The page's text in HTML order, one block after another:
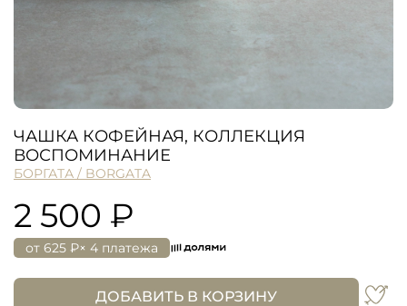
ЧАШКА КОФЕЙНАЯ, КОЛЛЕКЦИЯ
ВОСПОМИНАНИЕ
БОРГАТА / BORGATA
2 500 ₽
от 625 ₽× 4 платежа
ДОБАВИТЬ В КОРЗИНУ